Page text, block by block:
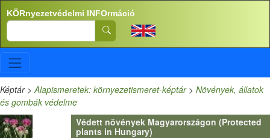
Ugrás a tartalomra
KÖRnyezetvédelmi INFOrmáció
Search
Képtár>Alapismeretek: környezetismeret-képtár> Növények, állatok
és gombák védelme
Védett növények Magyarországon (Protected
plants in Hungary)